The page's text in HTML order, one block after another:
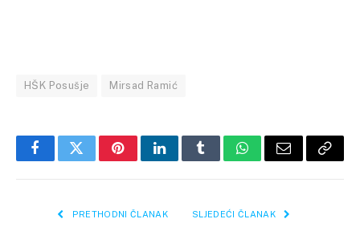
HŠK Posušje Mirsad Ramić
FacebookTwitterPinterestLinkedInTumblrWhatsApp
Email Copy
PRETHODNI ČLANAK SLJEDEĆI ČLANAK